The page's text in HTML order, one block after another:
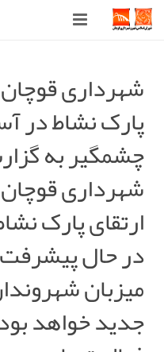
شهرداری
شورای اسلامی شهر قوچان
اخبار روز
شهرداری
پارک نشاط در
چشمگیر به
شهرداری
ارتقای پارک
در حال
میزبان
جدید خواهد